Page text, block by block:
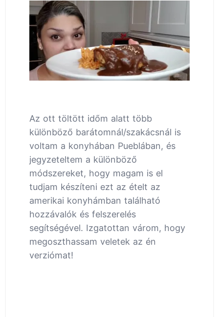
Az ott töltött időm alatt több
különböző barátomnál/szakácsnál is
voltam a konyhában Pueblában, és
jegyzeteltem a különböző
módszereket, hogy magam is el
tudjam készíteni ezt az ételt az
amerikai konyhámban található
hozzávalók és felszerelés
segítségével. Izgatottan várom, hogy
megoszthassam veletek az én
verziómat!